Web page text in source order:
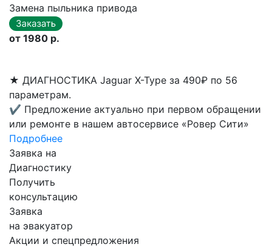
Замена пыльника привода
от 1980 р.
★ ДИАГНОСТИКА Jaguar X-Type за 490₽ по 56
параметрам.
✔ Предложение актуально при первом обращении
или ремонте в нашем автосервисе «Ровер Сити»
Подробнее
Заявка на
Диагностику
Получить
консультацию
Заявка
на эвакуатор
Акции и спецпредложения